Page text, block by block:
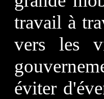
travail à
vers les
éviter